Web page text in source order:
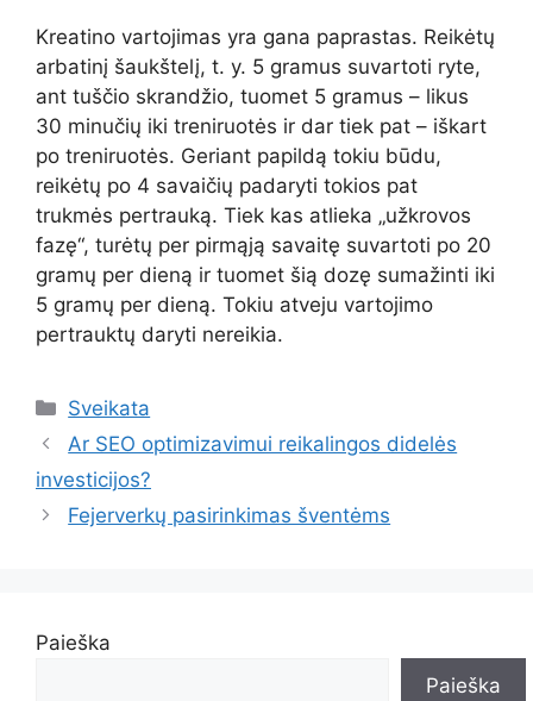
Kreatino vartojimas yra gana paprastas. Reikėtų
arbatinį šaukštelį, t. y. 5 gramus suvartoti ryte,
ant tuščio skrandžio, tuomet 5 gramus – likus
30 minučių iki treniruotės ir dar tiek pat – iškart
po treniruotės. Geriant papildą tokiu būdu,
reikėtų po 4 savaičių padaryti tokios pat
trukmės pertrauką. Tiek kas atlieka „užkrovos
fazę“, turėtų per pirmąją savaitę suvartoti po 20
gramų per dieną ir tuomet šią dozę sumažinti iki
5 gramų per dieną. Tokiu atveju vartojimo
pertrauktų daryti nereikia.
Kategorijos
Sveikata
Ar SEO optimizavimui reikalingos didelės
investicijos?
Fejerverkų pasirinkimas šventėms
Paieška
Paieška